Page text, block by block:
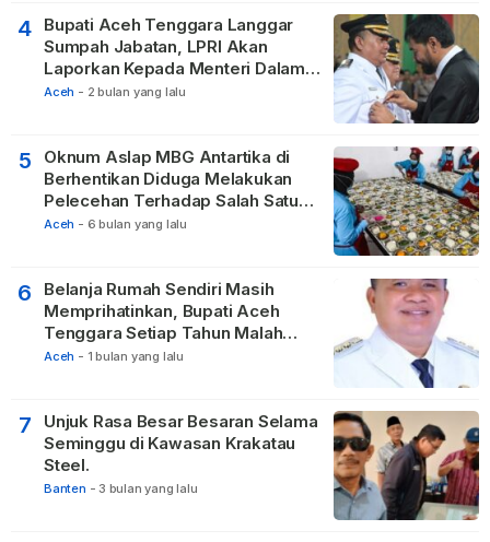
4
Bupati Aceh Tenggara Langgar
Sumpah Jabatan, LPRI Akan
Laporkan Kepada Menteri Dalam
Negeri
Aceh - 2 bulan yang lalu
5
Oknum Aslap MBG Antartika di
Berhentikan Diduga Melakukan
Pelecehan Terhadap Salah Satu
Relawan
Aceh - 6 bulan yang lalu
6
Belanja Rumah Sendiri Masih
Memprihatinkan, Bupati Aceh
Tenggara Setiap Tahun Malah
Membangun Pasilitas Rumah
Aceh - 1 bulan yang lalu
7
Unjuk Rasa Besar Besaran Selama
Seminggu di Kawasan Krakatau
Steel.
Banten - 3 bulan yang lalu